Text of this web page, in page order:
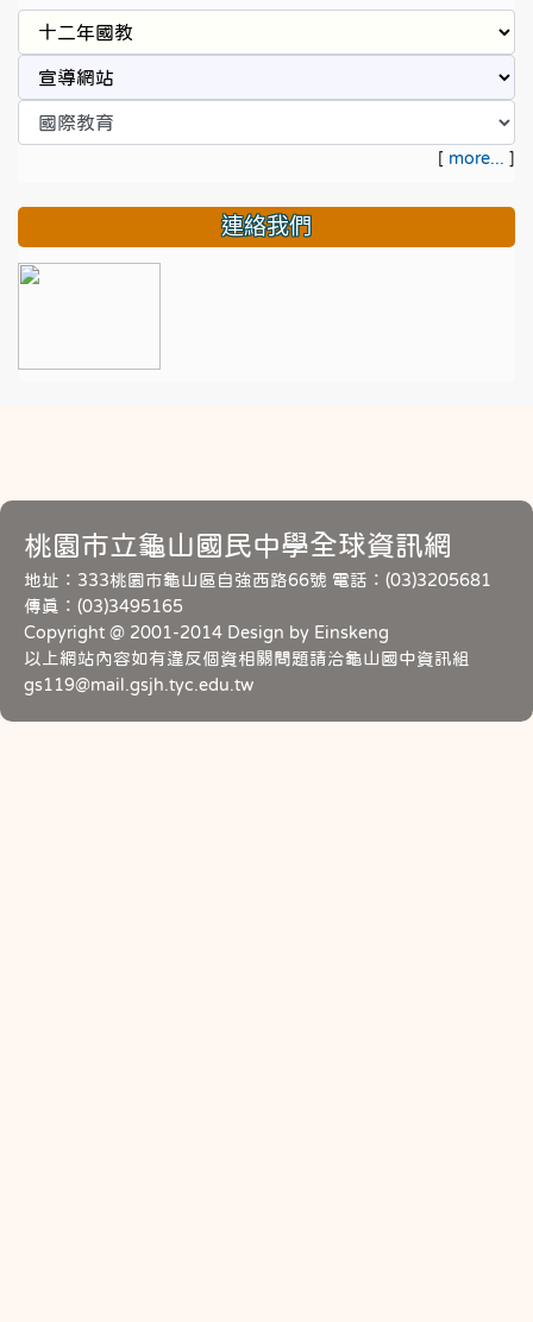
[ more... ]
連絡我們
桃園市立龜山國民中學全球資訊網
地址：333桃園市龜山區自強西路66號 電話：(03)3205681
傳真：(03)3495165
Copyright @ 2001-2014 Design by Einskeng
以上網站內容如有違反個資相關問題請洽龜山國中資訊組
gs119@mail.gsjh.tyc.edu.tw